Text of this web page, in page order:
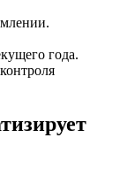
года.